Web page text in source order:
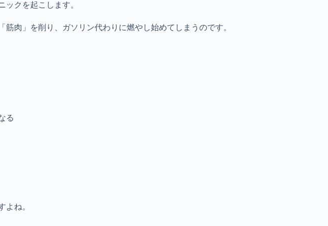
クを起こします。
肉」を削り、ガソリン代わりに燃やし始めてしまうのです。
る
よね。